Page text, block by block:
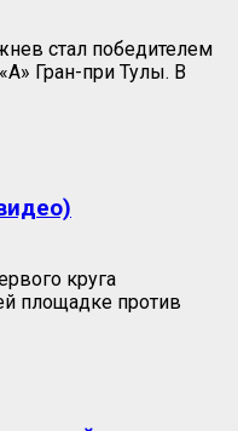
стал победителем
Гран-при Тулы. В
круга
площадке против